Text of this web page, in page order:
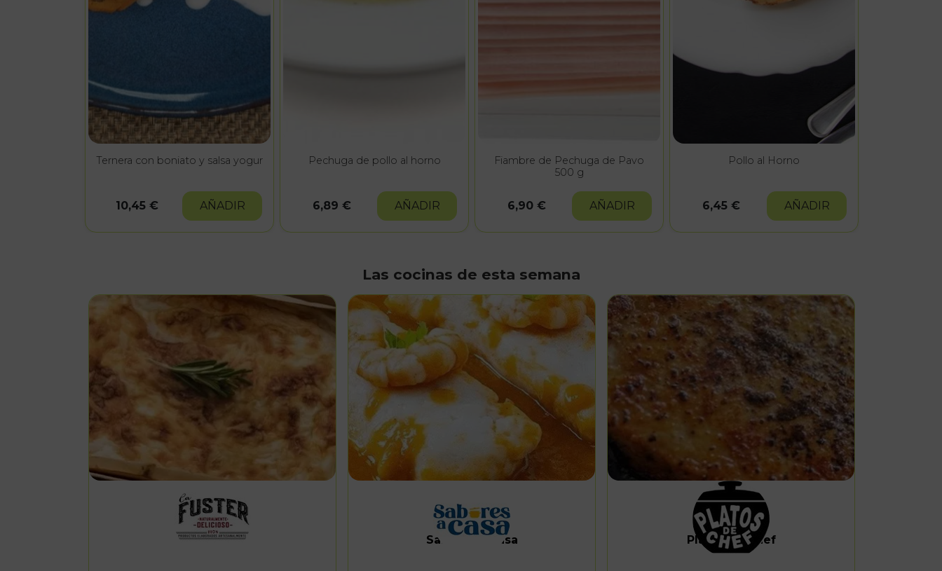
Ternera con boniato y salsa yogur
10,45 € AÑADIR
Pechuga de pollo al horno
6,89 € AÑADIR
Fiambre de Pechuga de Pavo
500 g
6,90 € AÑADIR
Pollo al Horno
6,45 € AÑADIR
Las cocinas de esta semana
Ca fuster Sabores a Casa Platos de Chef